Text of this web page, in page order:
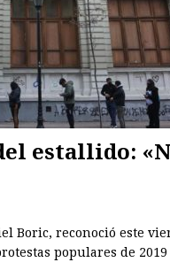
estallido:
Boric, reconoció este
populares de